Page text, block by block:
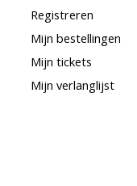
Registreren
Mijn bestellingen
Mijn tickets
Mijn verlanglijst